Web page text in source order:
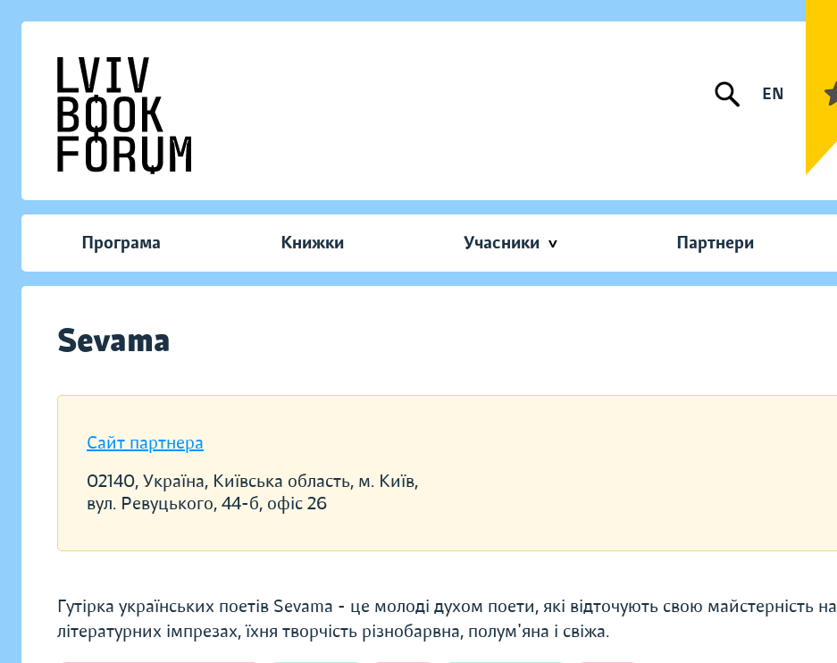
EN
Програма Книжки Учасники Партнери
Sevama
Сайт партнера
02140, Україна, Київська область, м. Київ,
вул. Ревуцького, 44-б, офіс 26
Гутірка українських поетів Sevama - це молоді духом поети, які відточують свою майстерність на
літературних імпрезах, їхня творчість різнобарвна, полум'яна і свіжа.